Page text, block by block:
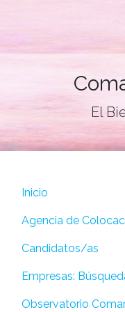
El
Inicio
Agencia de
Candidatos/as
Empresas:
Observatorio